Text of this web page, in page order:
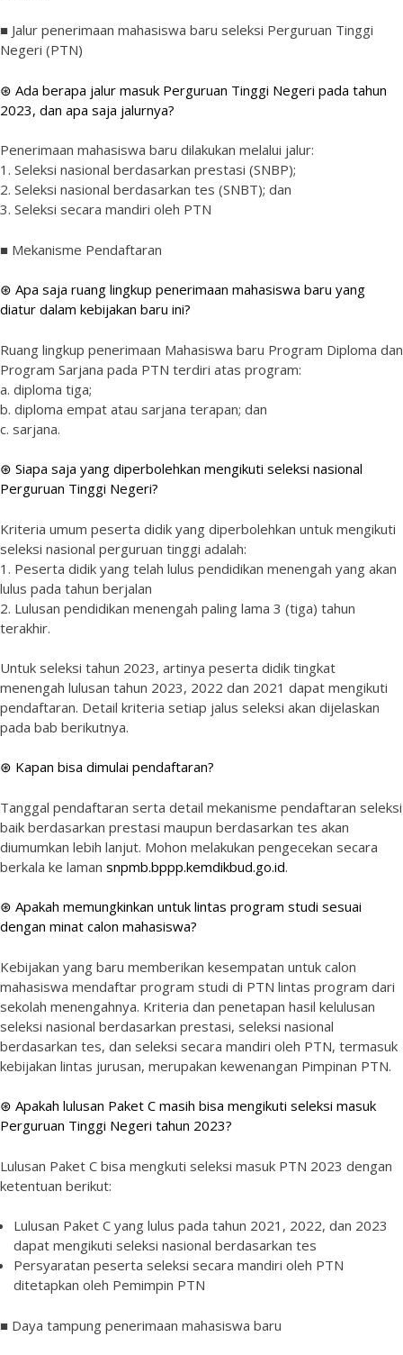
■ Jalur penerimaan mahasiswa baru seleksi Perguruan Tinggi
Negeri (PTN)
⊛ Ada berapa jalur masuk Perguruan Tinggi Negeri pada tahun
2023, dan apa saja jalurnya?
Penerimaan mahasiswa baru dilakukan melalui jalur:
1. Seleksi nasional berdasarkan prestasi (SNBP);
2. Seleksi nasional berdasarkan tes (SNBT); dan
3. Seleksi secara mandiri oleh PTN
■ Mekanisme Pendaftaran
⊛ Apa saja ruang lingkup penerimaan mahasiswa baru yang
diatur dalam kebijakan baru ini?
Ruang lingkup penerimaan Mahasiswa baru Program Diploma dan
Program Sarjana pada PTN terdiri atas program:
a. diploma tiga;
b. diploma empat atau sarjana terapan; dan
c. sarjana.
⊛ Siapa saja yang diperbolehkan mengikuti seleksi nasional
Perguruan Tinggi Negeri?
Kriteria umum peserta didik yang diperbolehkan untuk mengikuti
seleksi nasional perguruan tinggi adalah:
1. Peserta didik yang telah lulus pendidikan menengah yang akan
lulus pada tahun berjalan
2. Lulusan pendidikan menengah paling lama 3 (tiga) tahun
terakhir.
Untuk seleksi tahun 2023, artinya peserta didik tingkat
menengah lulusan tahun 2023, 2022 dan 2021 dapat mengikuti
pendaftaran. Detail kriteria setiap jalus seleksi akan dijelaskan
pada bab berikutnya.
⊛ Kapan bisa dimulai pendaftaran?
Tanggal pendaftaran serta detail mekanisme pendaftaran seleksi
baik berdasarkan prestasi maupun berdasarkan tes akan
diumumkan lebih lanjut. Mohon melakukan pengecekan secara
berkala ke laman snpmb.bppp.kemdikbud.go.id.
⊛ Apakah memungkinkan untuk lintas program studi sesuai
dengan minat calon mahasiswa?
Kebijakan yang baru memberikan kesempatan untuk calon
mahasiswa mendaftar program studi di PTN lintas program dari
sekolah menengahnya. Kriteria dan penetapan hasil kelulusan
seleksi nasional berdasarkan prestasi, seleksi nasional
berdasarkan tes, dan seleksi secara mandiri oleh PTN, termasuk
kebijakan lintas jurusan, merupakan kewenangan Pimpinan PTN.
⊛ Apakah lulusan Paket C masih bisa mengikuti seleksi masuk
Perguruan Tinggi Negeri tahun 2023?
Lulusan Paket C bisa mengkuti seleksi masuk PTN 2023 dengan
ketentuan berikut:
Lulusan Paket C yang lulus pada tahun 2021, 2022, dan 2023
dapat mengikuti seleksi nasional berdasarkan tes
Persyaratan peserta seleksi secara mandiri oleh PTN
ditetapkan oleh Pemimpin PTN
■ Daya tampung penerimaan mahasiswa baru